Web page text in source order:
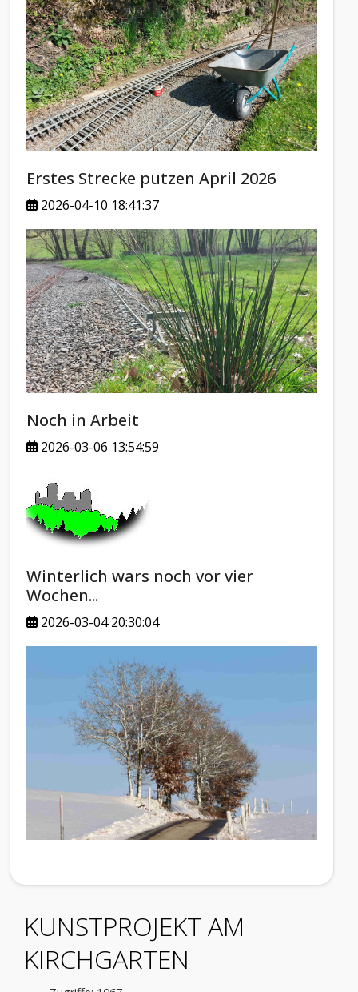
Erstes Strecke putzen April 2026
2026-04-10 18:41:37
Noch in Arbeit
2026-03-06 13:54:59
Winterlich wars noch vor vier
Wochen...
2026-03-04 20:30:04
KUNSTPROJEKT AM
KIRCHGARTEN